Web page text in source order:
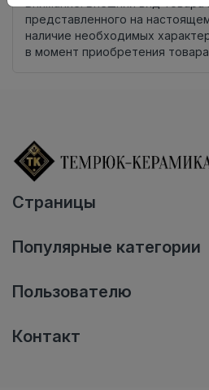
представленного на
наличие необходимых
в момент приобретения
Страницы
Популярные категории
Пользователю
Контакт